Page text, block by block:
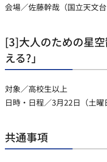
会場／佐藤幹哉（国立天文台
[3]大人のための星
える?」
対象／高校生以上
日時・日程／3月22日（土
共通事項